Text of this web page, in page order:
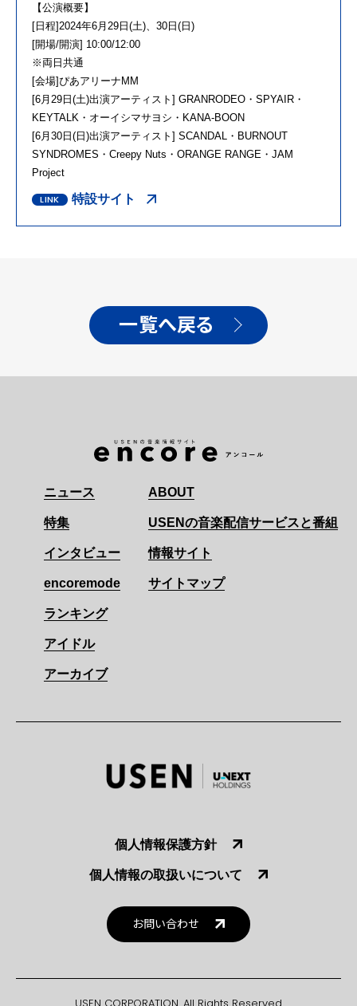
【公演概要】
[日程]2024年6月29日(土)、30日(日)
[開場/開演] 10:00/12:00
※両日共通
[会場]ぴあアリーナMM
[6月29日(土)出演アーティスト] GRANRODEO・SPYAIR・
KEYTALK・オーイシマサヨシ・KANA-BOON
[6月30日(日)出演アーティスト] SCANDAL・BURNOUT
SYNDROMES・Creepy Nuts・ORANGE RANGE・JAM
Project
特設サイト
一覧へ戻る
ニュース
特集
インタビュー
encoremode
ランキング
アイドル
アーカイブ
ABOUT
USENの音楽配信サービスと番組
情報サイト
サイトマップ
個人情報保護方針
個人情報の取扱いについて
お問い合わせ
USEN CORPORATION. All Rights Reserved